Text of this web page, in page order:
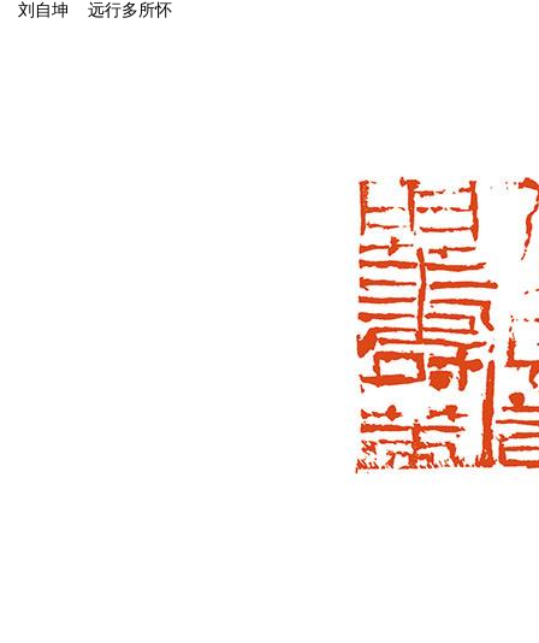
刘自坤 远行多所怀